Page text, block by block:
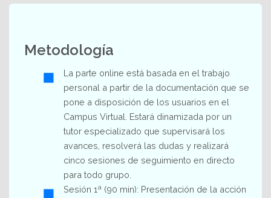
Metodología
La parte online está basada en el trabajo
personal a partir de la documentación que se
pone a disposición de los usuarios en el
Campus Virtual. Estará dinamizada por un
tutor especializado que supervisará los
avances, resolverá las dudas y realizará
cinco sesiones de seguimiento en directo
para todo grupo.
Sesión 1ª (90 min): Presentación de la acción